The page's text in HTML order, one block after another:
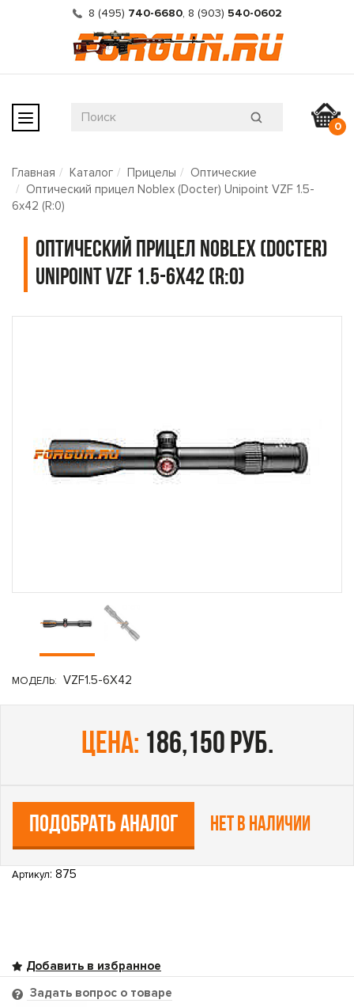
8 (495) 740-6680, 8 (903) 540-0602
0
Главная Каталог Прицелы
Оптические
Оптический прицел Noblex (Docter) Unipoint VZF 1.5-
6x42 (R:0)
Оптический прицел Noblex (Docter)
Unipoint VZF 1.5-6x42 (R:0)
МОДЕЛЬ: VZF1.5-6X42
цена: 186,150 руб.
ПОДОБРАТЬ АНАЛОГ Нет в наличии
Артикул: 875
Задать вопрос о товаре